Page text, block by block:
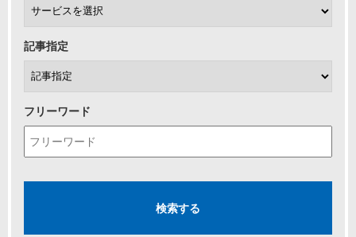
記事指定
フリーワード